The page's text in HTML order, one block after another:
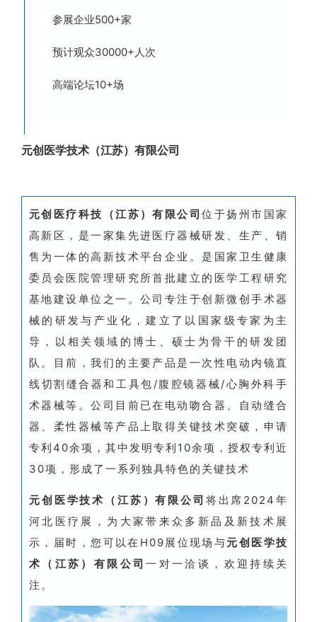
参展企业500+家
预计观众30000+人次
高端论坛10+场
元创医学技术（江苏）有限公司
元创医疗科技（江苏）有限公司位于扬州市国家
高新区，是一家集先进医疗器械研发、生产、销
售为一体的高新技术平台企业。是国家卫生健康
委员会医院管理研究所首批建立的医学工程研究
基地建设单位之一。公司专注于创新微创手术器
械的研发与产业化，建立了以国家级专家为主
导，以相关领域的博士、硕士为骨干的研发团
队。目前，我们的主要产品是一次性电动内镜直
线切割缝合器和工具包/腹腔镜器械/心胸外科手
术器械等。公司目前已在电动吻合器、自动缝合
器、柔性器械等产品上取得关键技术突破，申请
专利40余项，其中发明专利10余项，授权专利近
30项，形成了一系列独具特色的关键技术
元创医学技术（江苏）有限公司 将出席2024年
河北医疗展，为大家带来众多新品及新技术展
示，届时，您可以在H09展位现场与元创医学技
术（江苏）有限公司一对一洽谈，欢迎持续关
注。